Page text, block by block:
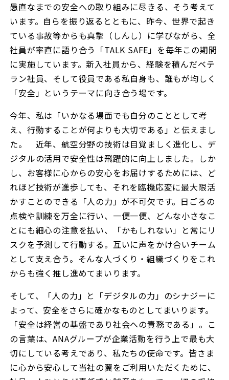
愚直なまでの安全への取り組みに尽きる、そう考えて
います。自らを振り返るとともに、昨今、世界で起き
ている事故等からも真摯（しんし）に学びながら、全
社員が率直に語り合う「TALK SAFE」を毎年この期間
に実施しています。新入社員から、経験を積んだベテ
ラン社員、そして役員である私自身も、誰もが均しく
「安全」というテーマに向き合う場です。
今年、私は「いかなる場面でも自分のこととして考
え、行動することが何よりも大切である」と伝えまし
た。 近年、航空分野の技術は目覚ましく進化し、デ
ジタルの活用で安全性は飛躍的に向上しました。しか
し、お客様に心からの安心をお届けするためには、ど
れほど技術が進歩しても、それを臨機応変に最大限活
かすことのできる「人の力」が不可欠です。日ごろの
点検や訓練を万全に行い、一便一便、どんな小さなこ
とにも細心の注意を払い、「かもしれない」と常にリ
スクを予測して行動する。互いに声をかけ合いチーム
として支え合う。そんな人づくり・組織づくりをこれ
からも強く推し進めてまいります。
そして、「人の力」と「デジタルの力」のシナジーに
よって、安全をさらに確かなものとしてまいります。
「安全は経営の基盤であり社会への責務である」。こ
の言葉は、ANAグループが企業活動を行う上で最も大
切にしている考えであり、私たちの使命です。皆さま
に心から安心して当社の翼をご利用いただくために、